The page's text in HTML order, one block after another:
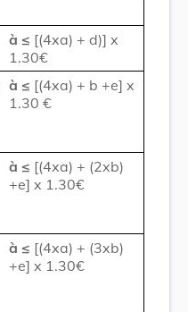
à ≤ [(4xa) + d)] x
1.30€
à ≤ [(4xa) + b +e] x
1.30 €
à ≤ [(4xa) + (2xb)
+e] x 1.30€
à ≤ [(4xa) + (3xb)
+e] x 1.30€